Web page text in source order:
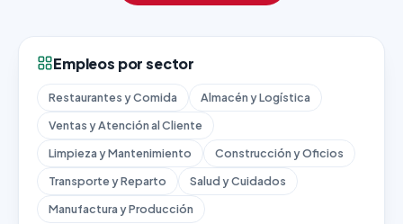
Empleos por sector
Restaurantes y Comida
Almacén y Logística
Ventas y Atención al Cliente
Limpieza y Mantenimiento
Construcción y Oficios
Transporte y Reparto
Salud y Cuidados
Manufactura y Producción